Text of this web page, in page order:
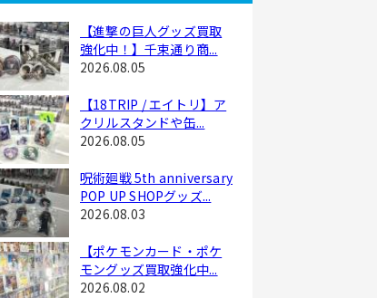
【進撃の巨人グッズ買取
強化中！】千束通り商...
2026.08.05
【18TRIP / エイトリ】ア
クリルスタンドや缶...
2026.08.05
呪術廻戦 5th anniversary
POP UP SHOPグッズ...
2026.08.03
【ポケモンカード・ポケ
モングッズ買取強化中...
2026.08.02